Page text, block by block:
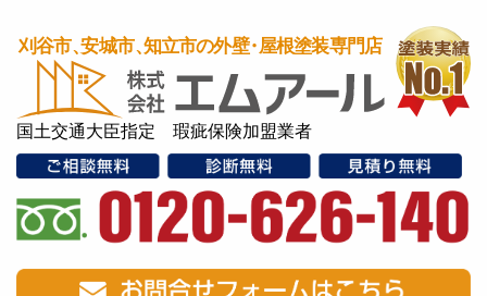
国土交通大臣指定 瑕疵保険加盟業者